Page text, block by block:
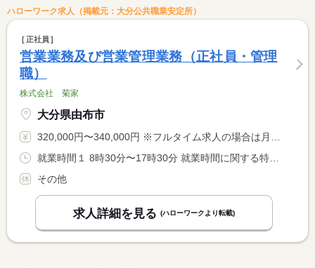
ハローワーク求人（掲載元：大分公共職業安定所）
正社員
営業業務及び営業管理業務（正社員・管理
職）
株式会社 菊家
大分県由布市
320,000円〜340,000円 ※フルタイム求人の場合は月額（換算額）、パート求人の場合は時間額を表示しています。
その他
求人詳細を見る (ハローワークより転載)